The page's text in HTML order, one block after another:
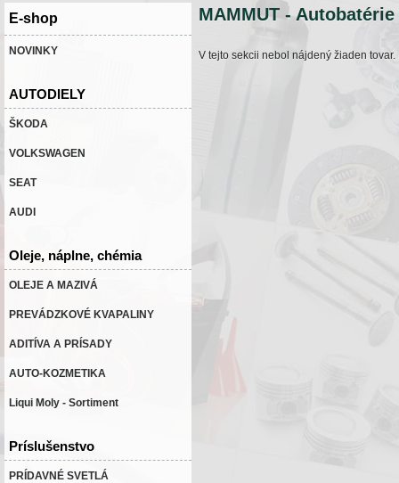
E-shop
NOVINKY
AUTODIELY
ŠKODA
VOLKSWAGEN
SEAT
AUDI
Oleje, náplne, chémia
OLEJE A MAZIVÁ
PREVÁDZKOVÉ KVAPALINY
ADITÍVA A PRÍSADY
AUTO-KOZMETIKA
Liqui Moly - Sortiment
Príslušenstvo
PRÍDAVNÉ SVETLÁ
MAMMUT - Autobatérie
V tejto sekcii nebol nájdený žiaden tovar.